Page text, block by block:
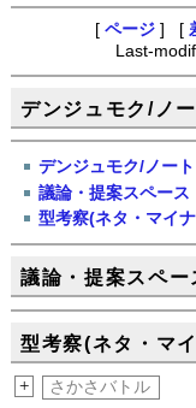
[ ページ ] [
Last-
デンジュモク/ノ
デンジュモク/ノート
議論・提案スペース
型考察(ネタ・マイ
議論・提案スペー
型考察(ネタ・マ
+ さかさバトル